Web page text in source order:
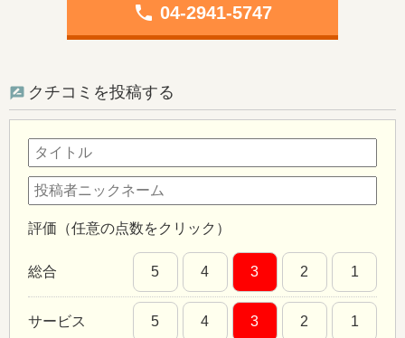
phone 04-2941-5747
クチコミを投稿する
評価（任意の点数をクリック）
総合 5 4 3 2 1
サービス 5 4 3 2 1